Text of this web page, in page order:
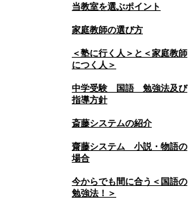
当教室を選ぶポイント
家庭教師の選び方
＜塾に行く人＞と＜家庭教師
につく人＞
中学受験 国語 勉強法及び
指導方針
斎藤システムの紹介
齋藤システム 小説・物語の
場合
今からでも間に合う＜国語の
勉強法！＞